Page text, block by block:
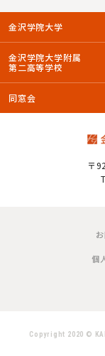
金沢学院大学
金沢学院大学附属
第二高等学校
同窓会
〒
個
Copyright 2020 ©